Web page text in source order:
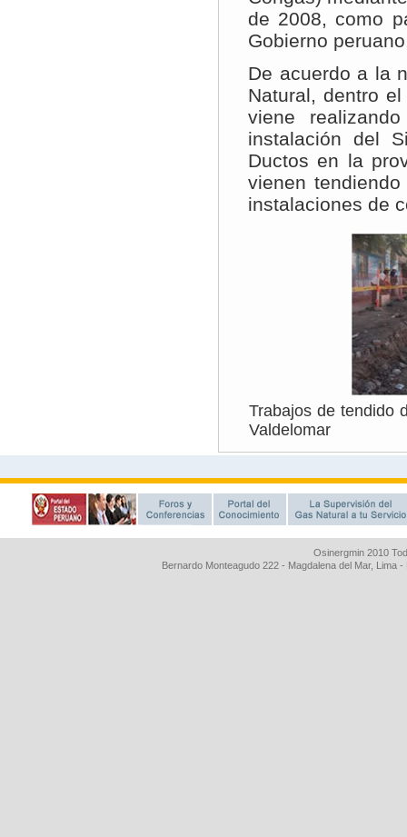
Osinergmin 2010
Bernardo Monteagudo 222 - Magdalena del Mar, Lima